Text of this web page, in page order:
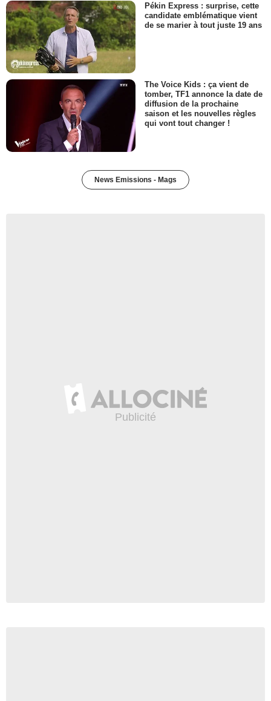
Pékin Express : surprise, cette
candidate emblématique vient
de se marier à tout juste 19 ans
The Voice Kids : ça vient de
tomber, TF1 annonce la date de
diffusion de la prochaine
saison et les nouvelles règles
qui vont tout changer !
News Emissions - Mags